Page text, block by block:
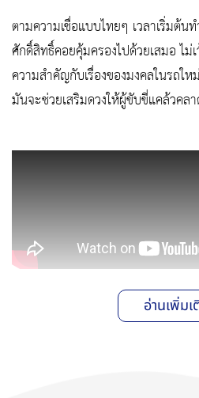
ตามความเชื่อแบบไทยๆ เวลาเริ่มต้น
ศักดิ์สิทธิ์คอยคุ้มครองไปด้วยเสมอ ไ
ความสำคัญกับเรื่องของมงคลในรถใ
มันจะช่วยเสริมดวงให้ผู้ขับขี่แคล้วคล
อ่านเพิ่มเ